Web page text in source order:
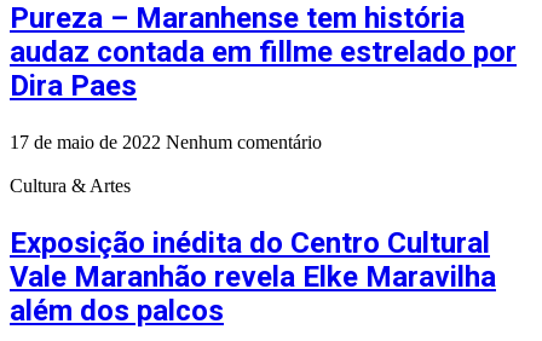
Pureza – Maranhense tem história
audaz contada em fillme estrelado por
Dira Paes
17 de maio de 2022 Nenhum comentário
Cultura & Artes
Exposição inédita do Centro Cultural
Vale Maranhão revela Elke Maravilha
além dos palcos